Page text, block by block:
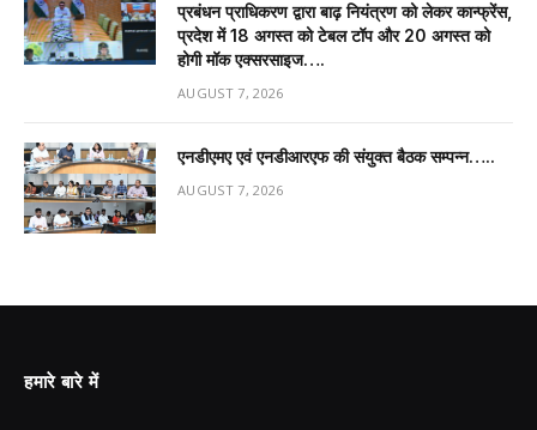
प्रबंधन प्राधिकरण द्वारा बाढ़ नियंत्रण को लेकर कान्फ्रेंस,
प्रदेश में 18 अगस्त को टेबल टॉप और 20 अगस्त को
होगी मॉक एक्सरसाइज….
AUGUST 7, 2026
एनडीएमए एवं एनडीआरएफ की संयुक्त बैठक सम्पन्न…..
AUGUST 7, 2026
हमारे बारे में